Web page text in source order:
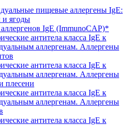
пищевые аллергены IgE:
ягоды
IgE (ImmunoCAP)*
антитела класса IgE к
аллергенам. Аллергены
антитела класса IgE к
аллергенам. Аллергены
плесени
антитела класса IgE к
аллергенам. Аллергены
антитела класса IgE к